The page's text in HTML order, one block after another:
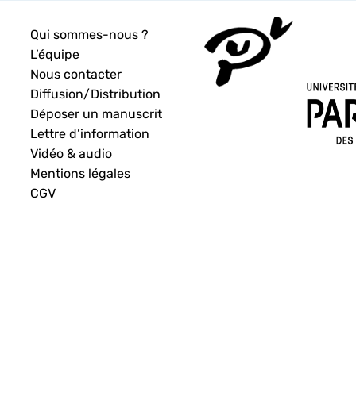
Qui sommes-nous ?
L’équipe
Nous contacter
Diffusion/Distribution
Déposer un manuscrit
Lettre d’information
Vidéo & audio
Mentions légales
CGV